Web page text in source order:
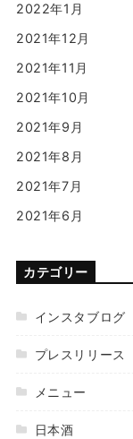
2022年1月
2021年12月
2021年11月
2021年10月
2021年9月
2021年8月
2021年7月
2021年6月
カテゴリー
インスタブログ
プレスリリース
メニュー
日本酒